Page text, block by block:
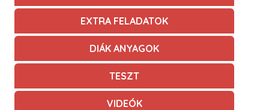
EXTRA FELADATOK
DIÁK ANYAGOK
TESZT
VIDEÓK